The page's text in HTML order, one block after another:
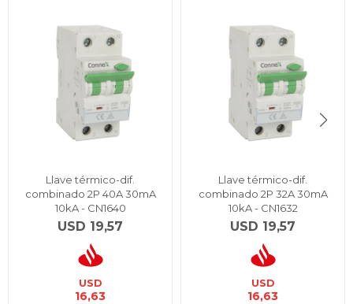
Llave térmico-dif.
combinado 2P 40A 30mA
10kA - CN1640
USD 19,57
USD
16,63
Llave térmico-dif.
combinado 2P 32A 30mA
10kA - CN1632
USD 19,57
USD
16,63